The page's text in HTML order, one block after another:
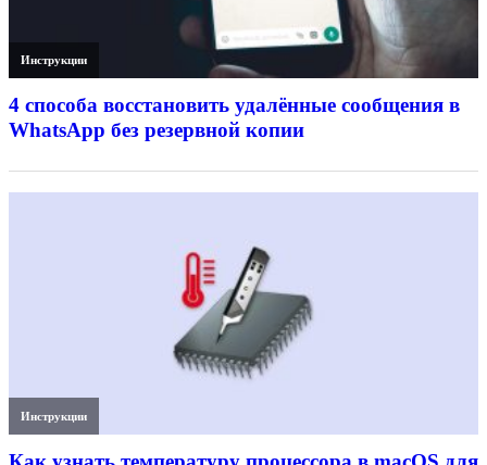
Инструкции
4 способа восстановить удалённые сообщения в
WhatsApp без резервной копии
Инструкции